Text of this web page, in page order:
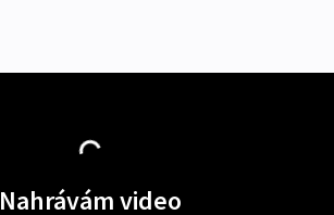
Nahrávám video